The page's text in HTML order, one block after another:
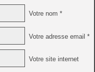
Votre nom *
Votre adresse email *
Votre site internet